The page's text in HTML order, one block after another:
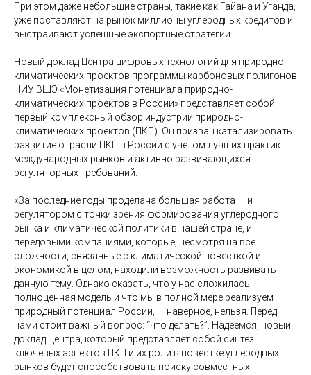
При этом даже небольшие страны, такие как Гайана и Уганда,
уже поставляют на рынок миллионы углеродных кредитов и
выстраивают успешные экспортные стратегии.
Новый доклад Центра цифровых технологий для природно-
климатических проектов программы карбоновых полигонов
НИУ ВШЭ «Монетизация потенциала природно-
климатических проектов в России» представляет собой
первый комплексный обзор индустрии природно-
климатических проектов (ПКП). Он призван катализировать
развитие отрасли ПКП в России с учетом лучших практик
международных рынков и активно развивающихся
регуляторных требований.
«За последние годы проделана большая работа — и
регулятором с точки зрения формирования углеродного
рынка и климатической политики в нашей стране, и
передовыми компаниями, которые, несмотря на все
сложности, связанные с климатической повесткой и
экономикой в целом, находили возможность развивать
данную тему. Однако сказать, что у нас сложилась
полноценная модель и что мы в полной мере реализуем
природный потенциал России, — наверное, нельзя. Перед
нами стоит важный вопрос: “что делать?”. Надеемся, новый
доклад Центра, который представляет собой синтез
ключевых аспектов ПКП и их роли в повестке углеродных
рынков будет способствовать поиску совместных